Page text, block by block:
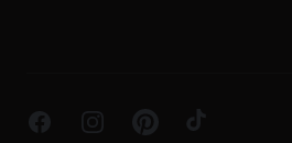
FacebookInstagramPinterestTikTok